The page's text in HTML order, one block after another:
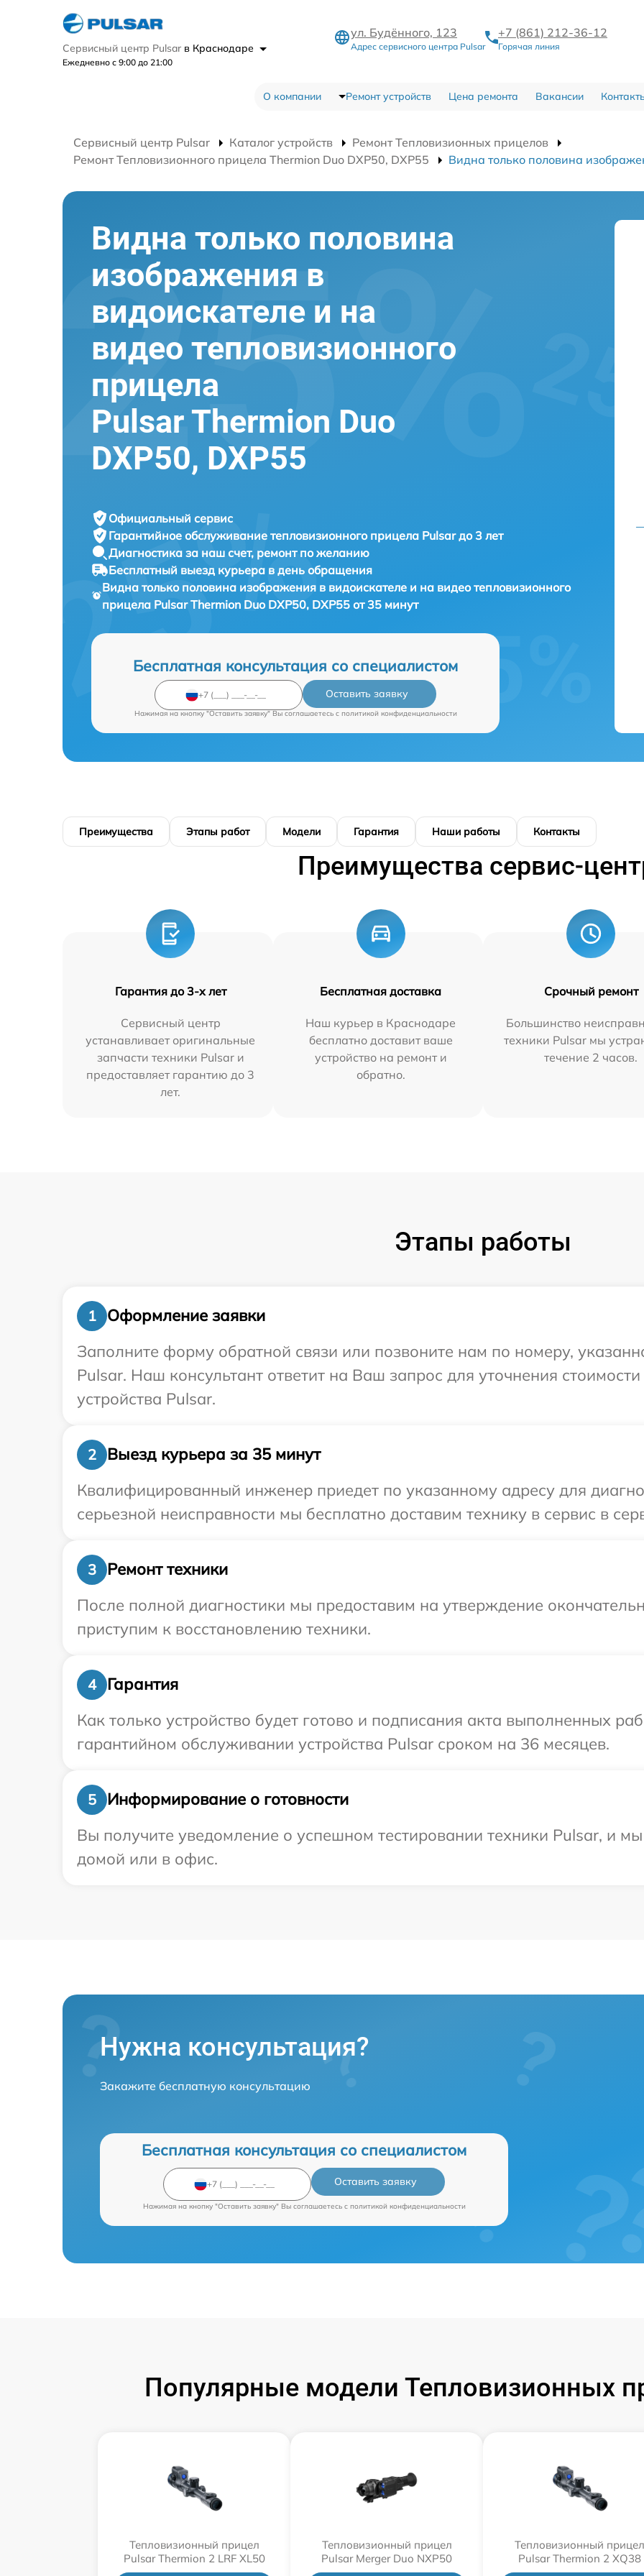
Сервисный центр Pulsar в Краснодаре
Ежедневно с 9:00 до 21:00
ул. Будённого, 123
Адрес сервисного центра Pulsar
+7 (861) 212-36-12
Горячая линия
О компании Ремонт устройств Цена ремонта Вакансии
Сервисный центр Pulsar Каталог устройств
Ремонт Тепловизионных прицелов
Ремонт Тепловизионного прицела Thermion Duo DXP50, DXP55
Видна только половина
Видна только половина
изображения в
видоискателе и на
видео тепловизионного
прицела
Pulsar Thermion Duo
DXP50, DXP55
Официальный сервис
Гарантийное обслуживание тепловизионного прицела Pulsar до 3 лет
Диагностика за наш счет, ремонт по желанию
Бесплатный выезд курьера в день обращения
Видна только половина изображения в видоискателе и на видео тепловизионного
прицела Pulsar Thermion Duo DXP50, DXP55 от 35 минут
Бесплатная консультация со специалистом
Оставить заявку
Нажимая на кнопку "Оставить заявку" Вы соглашаетесь c политикой конфиденциальности
Преимущества Этапы работ Модели Гарантия Наши работы Контакты
Преимущества сервис-
Гарантия до 3-х лет
Сервисный центр
устанавливает оригинальные
запчасти техники Pulsar и
предоставляет гарантию до 3
лет.
Бесплатная доставка
Наш курьер в Краснодаре
бесплатно доставит ваше
устройство на ремонт и
обратно.
Срочный ремонт
Большинство
техники Pulsar мы
течение 2 часов.
Этапы работы
1
Оформление заявки
Заполните форму обратной связи или позвоните нам по номеру,
Pulsar. Наш консультант ответит на Ваш запрос для уточнения
устройства Pulsar.
2
Выезд курьера за 35 минут
Квалифицированный инженер приедет по указанному адресу для
серьезной неисправности мы бесплатно доставим технику в сервис в
3
Ремонт техники
После полной диагностики мы предоставим на утверждение
приступим к восстановлению техники.
4
Гарантия
Как только устройство будет готово и подписания акта выполненных
гарантийном обслуживании устройства Pulsar сроком на 36 месяцев.
5
Информирование о готовности
Вы получите уведомление о успешном тестировании техники Pulsar, и
домой или в офис.
Нужна консультация?
Закажите бесплатную консультацию
Бесплатная консультация со специалистом
Оставить заявку
Нажимая на кнопку "Оставить заявку" Вы соглашаетесь c политикой конфиденциальности
Популярные модели Тепловизионных
Тепловизионный прицел
Pulsar Thermion 2 LRF XL50
Тепловизионный прицел
Pulsar Merger Duo NXP50
Тепловизионный прицел
Pulsar Thermion 2 XQ38